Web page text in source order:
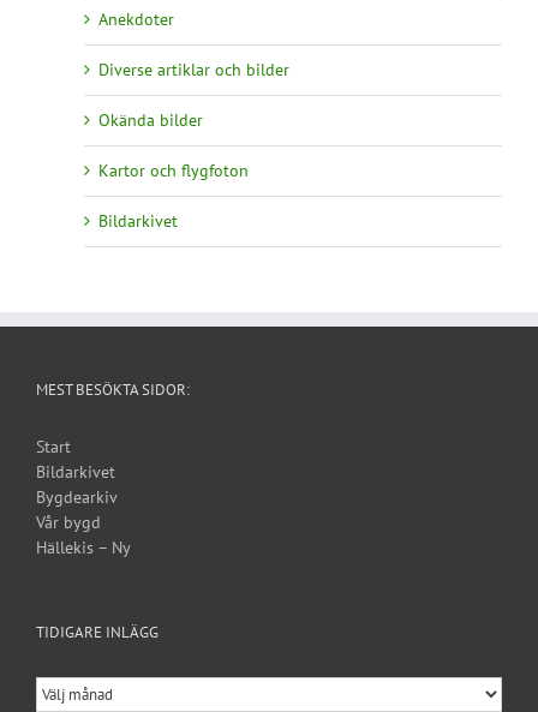
Anekdoter
Diverse artiklar och bilder
Okända bilder
Kartor och flygfoton
Bildarkivet
MEST BESÖKTA SIDOR:
Start
Bildarkivet
Bygdearkiv
Vår bygd
Hällekis – Ny
TIDIGARE INLÄGG
Tidigare